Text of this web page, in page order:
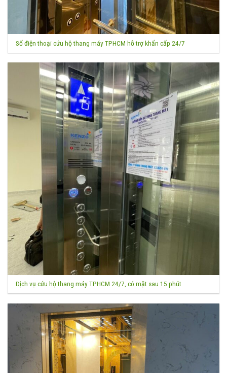
Số điện thoại cứu hộ thang máy TPHCM hỗ trợ khẩn cấp 24/7
Dịch vụ cứu hộ thang máy TPHCM 24/7, có mặt sau 15 phút